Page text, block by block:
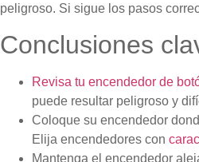
peligroso. Si sigue los pasos
Conclusiones
Revisa tu encendedor de
puede resultar peligroso y
Coloque su encendedor
Elija encendedores con
Mantenga el encendedor